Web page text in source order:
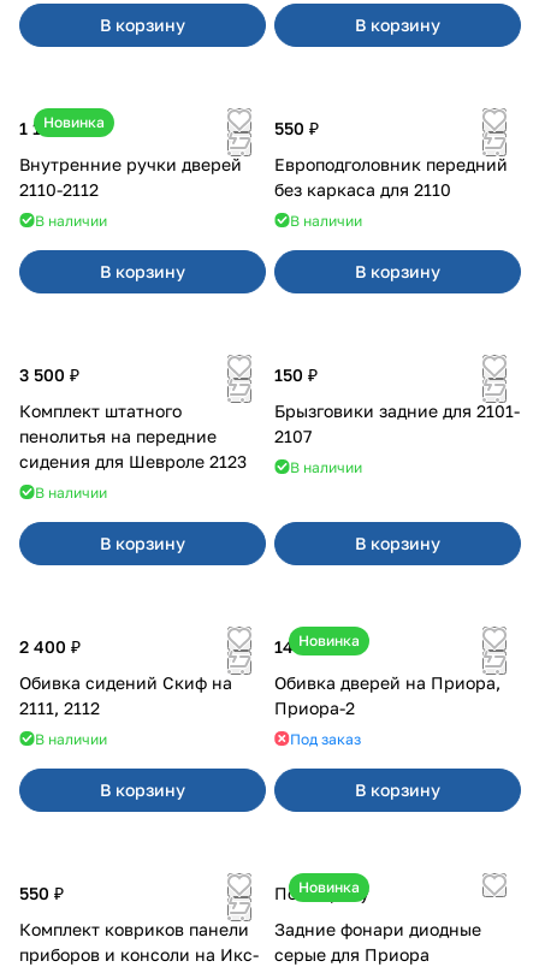
В корзину В корзину
Новинка
1 170 ₽
Внутренние ручки дверей
2110-2112
В наличии
В корзину
550 ₽
Европодголовник передний
без каркаса для 2110
В наличии
В корзину
3 500 ₽
Комплект штатного
пенолитья на передние
сидения для Шевроле 2123
В наличии
В корзину
150 ₽
Брызговики задние для 2101-
2107
В наличии
В корзину
2 400 ₽
Обивка сидений Скиф на
2111, 2112
В наличии
В корзину
Новинка
14 900 ₽
Обивка дверей на Приора,
Приора-2
Под заказ
В корзину
550 ₽
Комплект ковриков панели
приборов и консоли на Икс-
Новинка
По запросу
Задние фонари диодные
серые для Приора